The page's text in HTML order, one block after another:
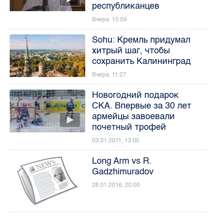
республиканцев
Вчера, 15:59
Sohu: Кремль придумал
хитрый шаг, чтобы
сохранить Калининград
Вчера, 11:27
Новогодний подарок
СКА. Впервые за 30 лет
армейцы завоевали
почетный трофей
03.01.2011, 13:00
Long Arm vs R.
Gadzhimuradov
28.01.2016, 20:00